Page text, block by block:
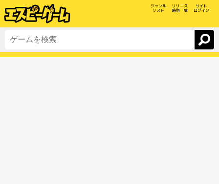
ジャンル
リスト
リリース
時期一覧
サイト
ログイン